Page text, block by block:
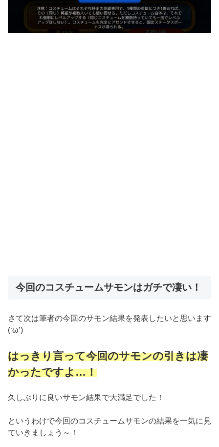
今回のコスチュームサモンはガチで凄い！
さて次は筆者の今回のサモン結果を発表したいと思います
(‘ω’)
はっきり言って今回のサモンの引きは凄
かったですよ…！
久しぶりに良いサモン結果で大満足でした！
というわけで今回のコスチュームサモンの結果を一気に見
ていきましょう～！